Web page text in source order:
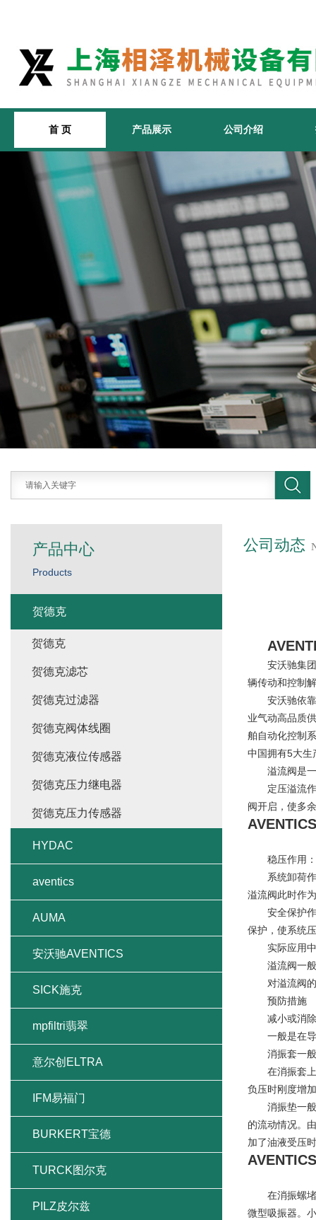
首 页 产品展示 公司介绍
公司动态
安沃驰集团
辆传动和控制
安沃驰依靠
业气动高品质
舶自动化控制
中国拥有5大生
溢流阀是一
定压溢流作
阀开启，使多
稳压作用：
系统卸荷作
溢流阀此时作
安全保护作
保护，使系统
实际应用中
溢流阀一般
对溢流阀的
预防措施
减小或消除
一般是在导
消振套一般
在消振套上
负压时刚度增
消振垫一般
的流动情况。
加了油液受压
在消振螺堵
微型吸振器。
产品中心
Products
贺德克
贺德克
贺德克滤芯
贺德克过滤器
贺德克阀体线圈
贺德克液位传感器
贺德克压力继电器
贺德克压力传感器
HYDAC
aventics
AUMA
安沃驰AVENTICS
SICK施克
mpfiltri翡翠
意尔创ELTRA
IFM易福门
BURKERT宝德
TURCK图尔克
PILZ皮尔兹